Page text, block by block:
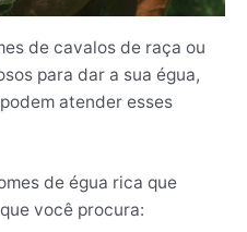
de cavalos de raça ou
para dar a sua égua,
atender esses
de égua rica que
você procura: